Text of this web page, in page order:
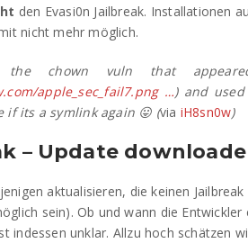
den Evasi0n Jailbreak. Installationen
nicht mehr möglich.
chown vuln that
apple_sec_fail7.png …) and
if its a symlink again 😛 (via iH8sn0w)
– Update
aktualisieren, die keinen
sein). Ob und wann die Entwickler
indessen unklar. Allzu hoch schätzen